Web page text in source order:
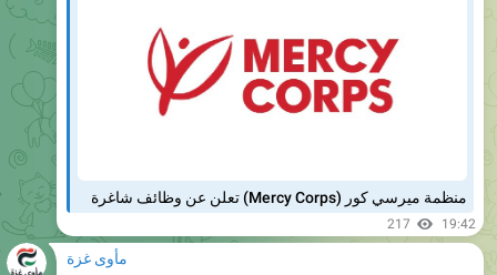
19:42
مأوى غزة
عقد مؤقت لمدة 5 أشهر.
تعلن منظمة التنمية الفلسطينية (POD) عن حاجتها لشغل